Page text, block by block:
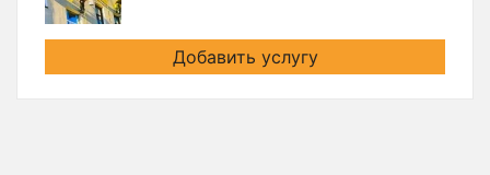
Добавить услугу